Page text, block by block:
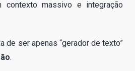
contexto massivo e integração
de ser apenas “gerador de texto”
.